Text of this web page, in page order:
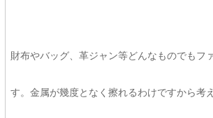
財布やバッグ、革ジャン等どんなものでもフ
す。金属が幾度となく擦れるわけですから考